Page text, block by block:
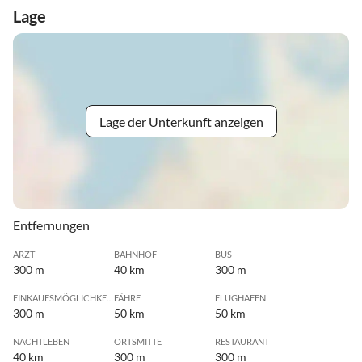
Lage
Lage der Unterkunft anzeigen
Entfernungen
ARZT
300 m
BAHNHOF
40 km
BUS
300 m
300 m
FÄHRE
50 km
FLUGHAFEN
50 km
NACHTLEBEN
40 km
ORTSMITTE
300 m
RESTAURANT
300 m